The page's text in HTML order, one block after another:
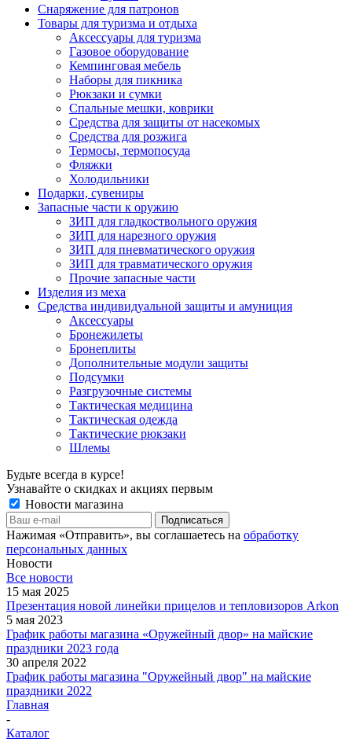
Снаряжение для патронов
Товары для туризма и отдыха
Аксессуары для туризма
Газовое оборудование
Кемпинговая мебель
Наборы для пикника
Рюкзаки и сумки
Спальные мешки, коврики
Средства для защиты от насекомых
Средства для розжига
Термосы, термопосуда
Фляжки
Холодильники
Подарки, сувениры
Запасные части к оружию
ЗИП для гладкоствольного оружия
ЗИП для нарезного оружия
ЗИП для пневматического оружия
ЗИП для травматического оружия
Прочие запасные части
Изделия из меха
Средства индивидуальной защиты и амуниция
Аксессуары
Бронежилеты
Бронеплиты
Дополнительные модули защиты
Подсумки
Разгрузочные системы
Тактическая медицина
Тактическая одежда
Тактические рюкзаки
Шлемы
Будьте всегда в курсе!
Узнавайте о скидках и акциях первым
Новости магазина
Нажимая «Отправить», вы соглашаетесь на обработку
персональных данных
Новости
Все новости
15 мая 2025
Презентация новой линейки прицелов и тепловизоров Arkon
5 мая 2023
График работы магазина «Оружейный двор» на майские
праздники 2023 года
30 апреля 2022
График работы магазина "Оружейный двор" на майские
праздники 2022
Главная
-
Каталог